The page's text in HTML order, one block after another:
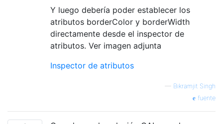
Y luego debería poder establecer los
atributos borderColor y borderWidth
directamente desde el inspector de
atributos. Ver imagen adjunta
Inspector de atributos
— Bikramjit Singh
fuente